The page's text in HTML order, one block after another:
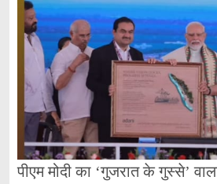
पीएम मोदी का ‘गुजरात के गुस्से’